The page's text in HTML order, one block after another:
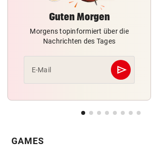
Guten Morgen
Morgens topinformiert über die
Nachrichten des Tages
E-Mail send
Abschicken
GAMES